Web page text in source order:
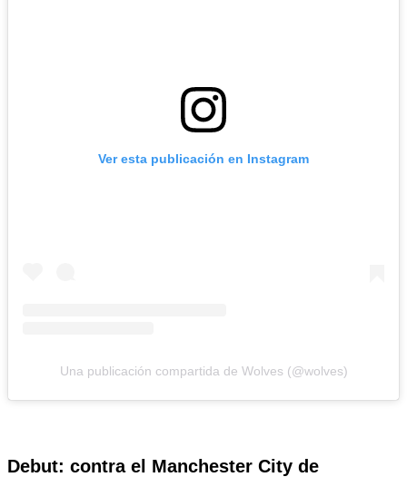
Ver esta publicación en Instagram
Una publicación compartida de Wolves (@wolves)
Debut: contra el Manchester City de